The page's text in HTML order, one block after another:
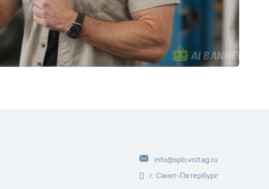
info@spb.voltag.ru
г. Санкт-Петербург